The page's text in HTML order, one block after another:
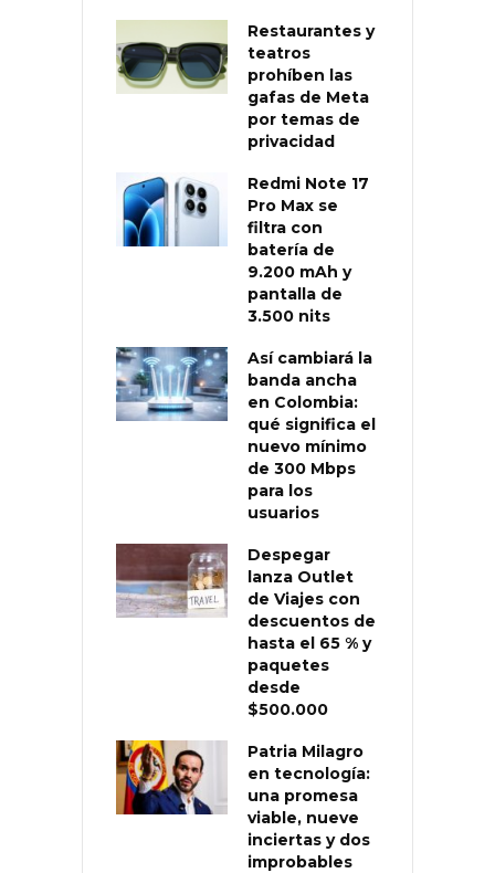
Restaurantes y
teatros
prohíben las
gafas de Meta
por temas de
privacidad
Redmi Note 17
Pro Max se
filtra con
batería de
9.200 mAh y
pantalla de
3.500 nits
Así cambiará la
banda ancha
en Colombia:
qué significa el
nuevo mínimo
de 300 Mbps
para los
usuarios
Despegar
lanza Outlet
de Viajes con
descuentos de
hasta el 65 % y
paquetes
desde
$500.000
Patria Milagro
en tecnología:
una promesa
viable, nueve
inciertas y dos
improbables